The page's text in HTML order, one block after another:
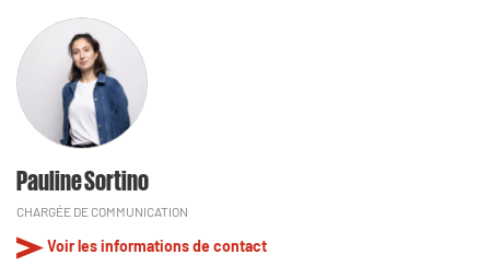
Pauline Sortino
CHARGÉE DE COMMUNICATION
Voir les informations de contact